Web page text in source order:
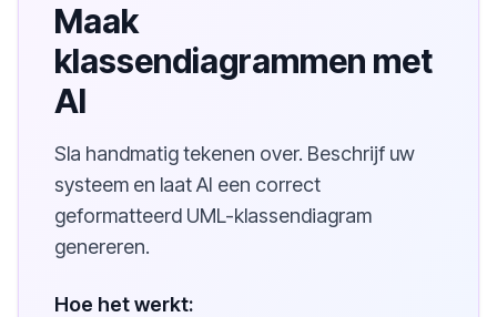
Maak
klassendiagrammen met
AI
Sla handmatig tekenen over. Beschrijf uw
systeem en laat AI een correct
geformatteerd UML-klassendiagram
genereren.
Hoe het werkt: